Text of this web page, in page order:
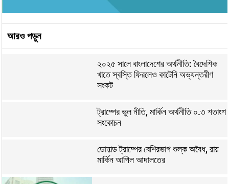
আরও পড়ুন
২০২৫ সালে বাংলাদেশের অর্থনীতি: বৈদেশিক
খাতে স্বস্তি ফিরলেও কাটেনি অভ্যন্তরীণ
সংকট
ট্রাম্পের ভুল নীতি, মার্কিন অর্থনীতি ০.৩ শতাংশ
সংকোচন
ডোনাল্ড ট্রাম্পের বেশিরভাগ শুল্ক অবৈধ, রায়
মার্কিন আপিল আদালতের